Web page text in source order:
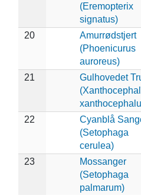
(Eremopterix
signatus)
20
Amurrødstjert
(Phoenicurus
auroreus)
21
Gulhovedet
22
Cyanblå
(Setophaga
cerulea)
23
Mossanger
(Setophaga
palmarum)